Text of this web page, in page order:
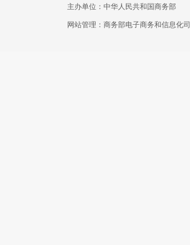
主办单位：中华人民共和国商务部
网站管理：商务部电子商务和信息化司